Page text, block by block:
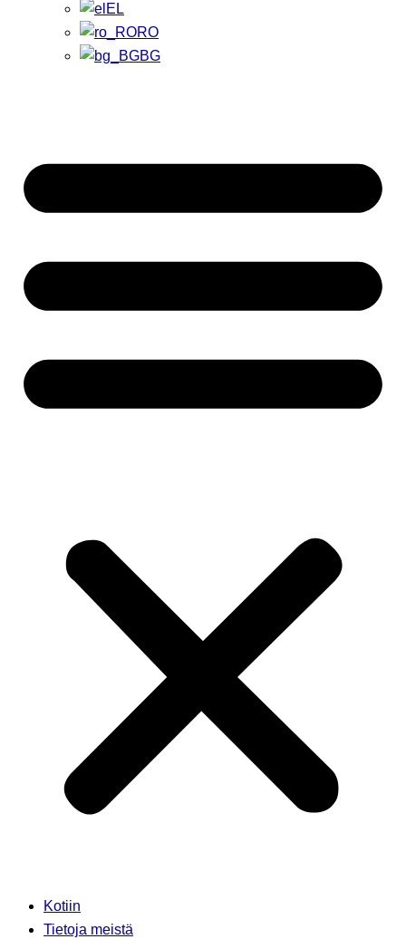
EL
RO
BG
Kotiin
Tietoja meistä